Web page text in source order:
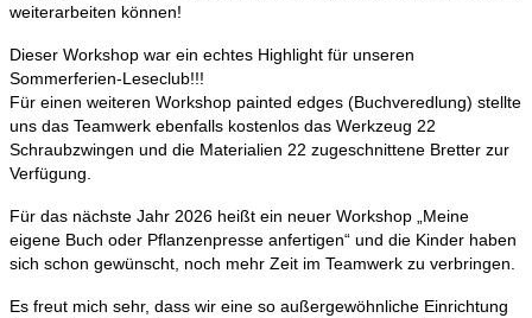
weiterarbeiten können!
Dieser Workshop war ein echtes Highlight für unseren
Sommerferien-Leseclub!!!
Für einen weiteren Workshop painted edges (Buchveredlung) stellte
uns das Teamwerk ebenfalls kostenlos das Werkzeug 22
Schraubzwingen und die Materialien 22 zugeschnittene Bretter zur
Verfügung.
Für das nächste Jahr 2026 heißt ein neuer Workshop „Meine
eigene Buch oder Pflanzenpresse anfertigen“ und die Kinder haben
sich schon gewünscht, noch mehr Zeit im Teamwerk zu verbringen.
Es freut mich sehr, dass wir eine so außergewöhnliche Einrichtung